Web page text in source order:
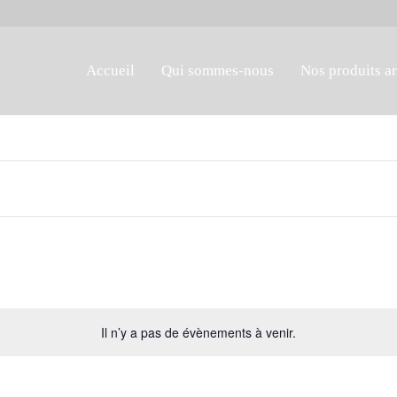
Accueil Qui sommes-nous Nos produits
Il n’y a pas de évènements à venir.